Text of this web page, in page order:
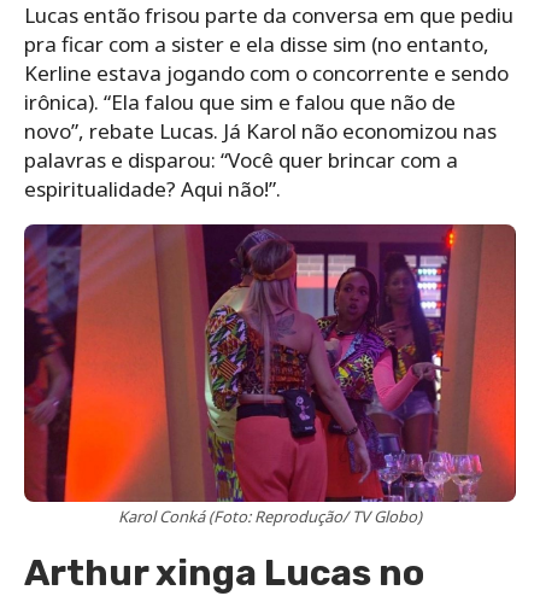
Lucas então frisou parte da conversa em que pediu
pra ficar com a sister e ela disse sim (no entanto,
Kerline estava jogando com o concorrente e sendo
irônica). “Ela falou que sim e falou que não de
novo”, rebate Lucas. Já Karol não economizou nas
palavras e disparou: “Você quer brincar com a
espiritualidade? Aqui não!”.
Karol Conká (Foto: Reprodução/ TV Globo)
Arthur xinga Lucas no